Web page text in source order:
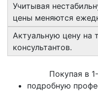
Учитывая
цены меняются
Актуальную цену на
консультантов.
Покупая в
подробную